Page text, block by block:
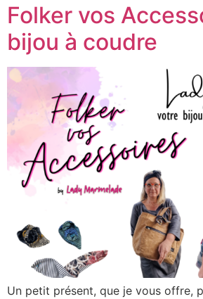
Folker vos
bijou à coudre
Un petit présent, que je vous offre,